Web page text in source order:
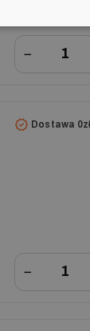
−
Dostawa 0zł
−